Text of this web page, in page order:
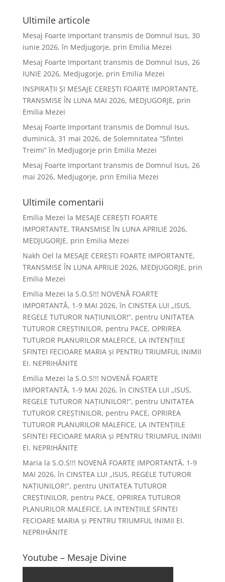
Ultimile articole
Mesaj Foarte Important transmis de Domnul Isus, 30
iunie 2026, în Medjugorje, prin Emilia Mezei
Mesaj Foarte Important transmis de Domnul Isus, 26
IUNIE 2026, Medjugorje, prin Emilia Mezei
INSPIRAȚII ȘI MESAJE CEREȘTI FOARTE IMPORTANTE,
TRANSMISE ÎN LUNA MAI 2026, MEDJUGORJE, prin
Emilia Mezei
Mesaj Foarte Important transmis de Domnul Isus,
duminică, 31 mai 2026, de Solemnitatea ”Sfintei
Treimi” în Medjugorje prin Emilia Mezei
Mesaj Foarte Important transmis de Domnul Isus, 26
mai 2026, Medjugorje, prin Emilia Mezei
Ultimile comentarii
Emilia Mezei la MESAJE CEREȘTI FOARTE
IMPORTANTE, TRANSMISE ÎN LUNA APRILIE 2026,
MEDJUGORJE, prin Emilia Mezei
Nakh Oel la MESAJE CEREȘTI FOARTE IMPORTANTE,
TRANSMISE ÎN LUNA APRILIE 2026, MEDJUGORJE, prin
Emilia Mezei
Emilia Mezei la S.O.S!!! NOVENĂ FOARTE
IMPORTANTĂ, 1-9 MAI 2026, în CINSTEA LUI „ISUS,
REGELE TUTUROR NAȚIUNILOR!”, pentru UNITATEA
TUTUROR CREȘTINILOR, pentru PACE, OPRIREA
TUTUROR PLANURILOR MALEFICE, LA INTENȚIILE
SFINTEI FECIOARE MARIA și PENTRU TRIUMFUL INIMII
EI. NEPRIHĂNITE
Emilia Mezei la S.O.S!!! NOVENĂ FOARTE
IMPORTANTĂ, 1-9 MAI 2026, în CINSTEA LUI „ISUS,
REGELE TUTUROR NAȚIUNILOR!”, pentru UNITATEA
TUTUROR CREȘTINILOR, pentru PACE, OPRIREA
TUTUROR PLANURILOR MALEFICE, LA INTENȚIILE
SFINTEI FECIOARE MARIA și PENTRU TRIUMFUL INIMII
EI. NEPRIHĂNITE
Maria la S.O.S!!! NOVENĂ FOARTE IMPORTANTĂ, 1-9
MAI 2026, în CINSTEA LUI „ISUS, REGELE TUTUROR
NAȚIUNILOR!”, pentru UNITATEA TUTUROR
CREȘTINILOR, pentru PACE, OPRIREA TUTUROR
PLANURILOR MALEFICE, LA INTENȚIILE SFINTEI
FECIOARE MARIA și PENTRU TRIUMFUL INIMII EI.
NEPRIHĂNITE
Youtube – Mesaje Divine